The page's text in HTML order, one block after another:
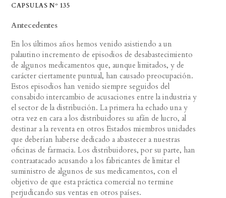
CAPSULAS Nº 135
Antecedentes
En los últimos años hemos venido asistiendo a un
palautino incremento de episodios de desabastecimiento
de algunos medicamentos que, aunque limitados, y de
carácter ciertamente puntual, han causado preocupación.
Estos episodios han venido siempre seguidos del
consabido intercambio de acusaciones entre la industria y
el sector de la distribución. La primera ha echado una y
otra vez en cara a los distribuidores su afán de lucro, al
destinar a la reventa en otros Estados miembros unidades
que deberían haberse dedicado a abastecer a nuestras
oficinas de farmacia. Los distribuidores, por su parte, han
contraatacado acusando a los fabricantes de limitar el
suministro de algunos de sus medicamentos, con el
objetivo de que esta práctica comercial no termine
perjudicando sus ventas en otros países.